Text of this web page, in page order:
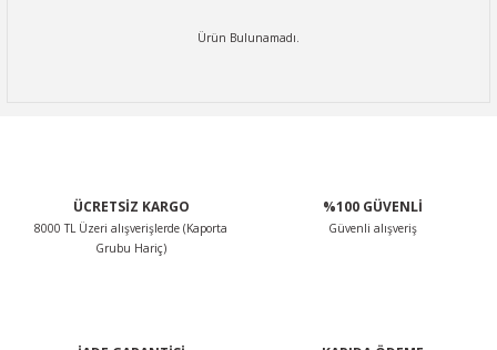
Ürün Bulunamadı.
ÜCRETSİZ KARGO
8000 TL Üzeri alışverişlerde (Kaporta
Grubu Hariç)
%100 GÜVENLİ
Güvenli alışveriş